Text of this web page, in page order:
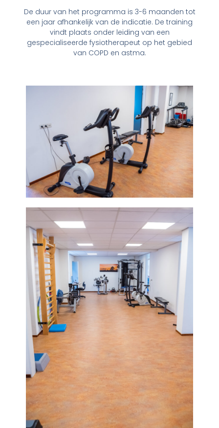
De duur van het programma is 3-6 maanden tot
een jaar afhankelijk van de indicatie. De training
vindt plaats onder leiding van een
gespecialiseerde fysiotherapeut op het gebied
van COPD en astma.